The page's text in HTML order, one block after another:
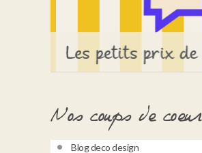
Nos coups de coeur
Blog Decoration
Blog Esprit Design